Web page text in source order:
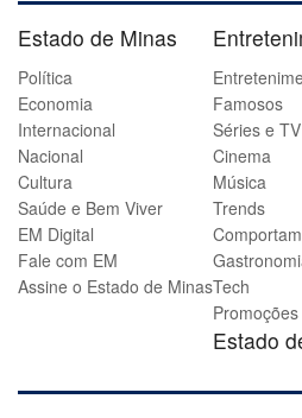
Estado de Minas
Política
Economia
Internacional
Nacional
Cultura
Saúde e Bem Viver
EM Digital
Fale com EM
Assine o Estado de Minas
Famosos
Séries e TV
Cinema
Música
Trends
Tech
Promoções
Estado